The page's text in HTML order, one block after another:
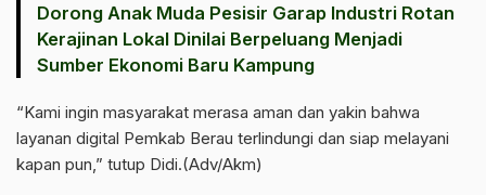
Dorong Anak Muda Pesisir Garap Industri Rotan
Kerajinan Lokal Dinilai Berpeluang Menjadi
Sumber Ekonomi Baru Kampung
‎“Kami ingin masyarakat merasa aman dan yakin bahwa
layanan digital Pemkab Berau terlindungi dan siap melayani
kapan pun,” tutup Didi.(Adv/Akm)